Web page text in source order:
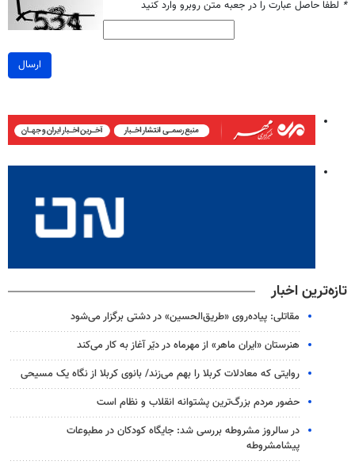
* لطفا حاصل عبارت را در جعبه متن روبرو وارد کنید
ارسال
تازه‌ترین اخبار
مقاتلی: پیاده‌روی «طریق‌الحسین» در دشتی برگزار می‌شود
هنرستان «ایران ماهر» از مهرماه در دیّر آغاز به کار می‌کند
روایتی که معادلات کربلا را بهم می‌زند/ بانوی کربلا از نگاه یک مسیحی
حضور مردم بزرگ‌ترین پشتوانه انقلاب و نظام است
در سالروز مشروطه بررسی شد: جایگاه کودکان در مطبوعات
پیشامشروطه